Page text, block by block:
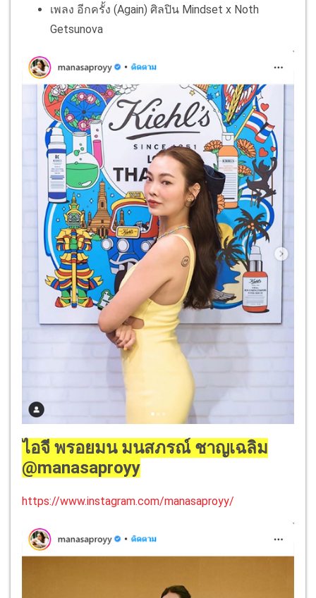
เพลง อีกครั้ง (Again) ศิลปิน Mindset x Noth
Getsunova
ไอจี พรอยมน มนสภรณ์ ชาญเฉลิม
@manasaproyy
https://www.instagram.com/manasaproyy/